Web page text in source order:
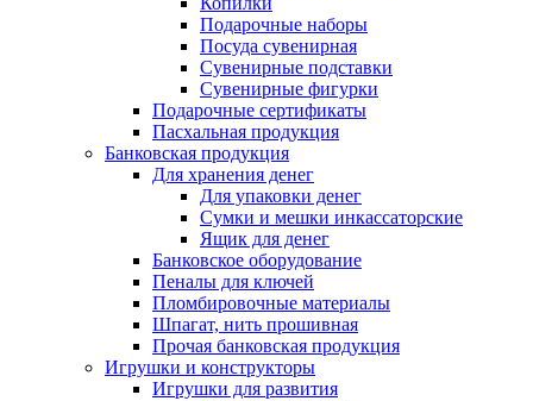
Подарочные наборы
Посуда сувенирная
Сувенирные подставки
Сувенирные фигурки
Подарочные сертификаты
Пасхальная продукция
Банковская продукция
Для хранения денег
Для упаковки денег
Сумки и мешки инкассаторские
Ящик для денег
Банковское оборудование
Пеналы для ключей
Пломбировочные материалы
Шпагат, нить прошивная
Прочая банковская продукция
Игрушки и конструкторы
Игрушки для развития